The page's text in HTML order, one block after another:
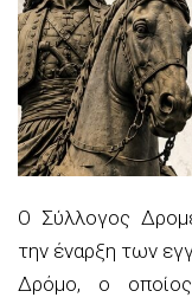
Ο Σύλλογος
την έναρξη των
Δρόμο, ο